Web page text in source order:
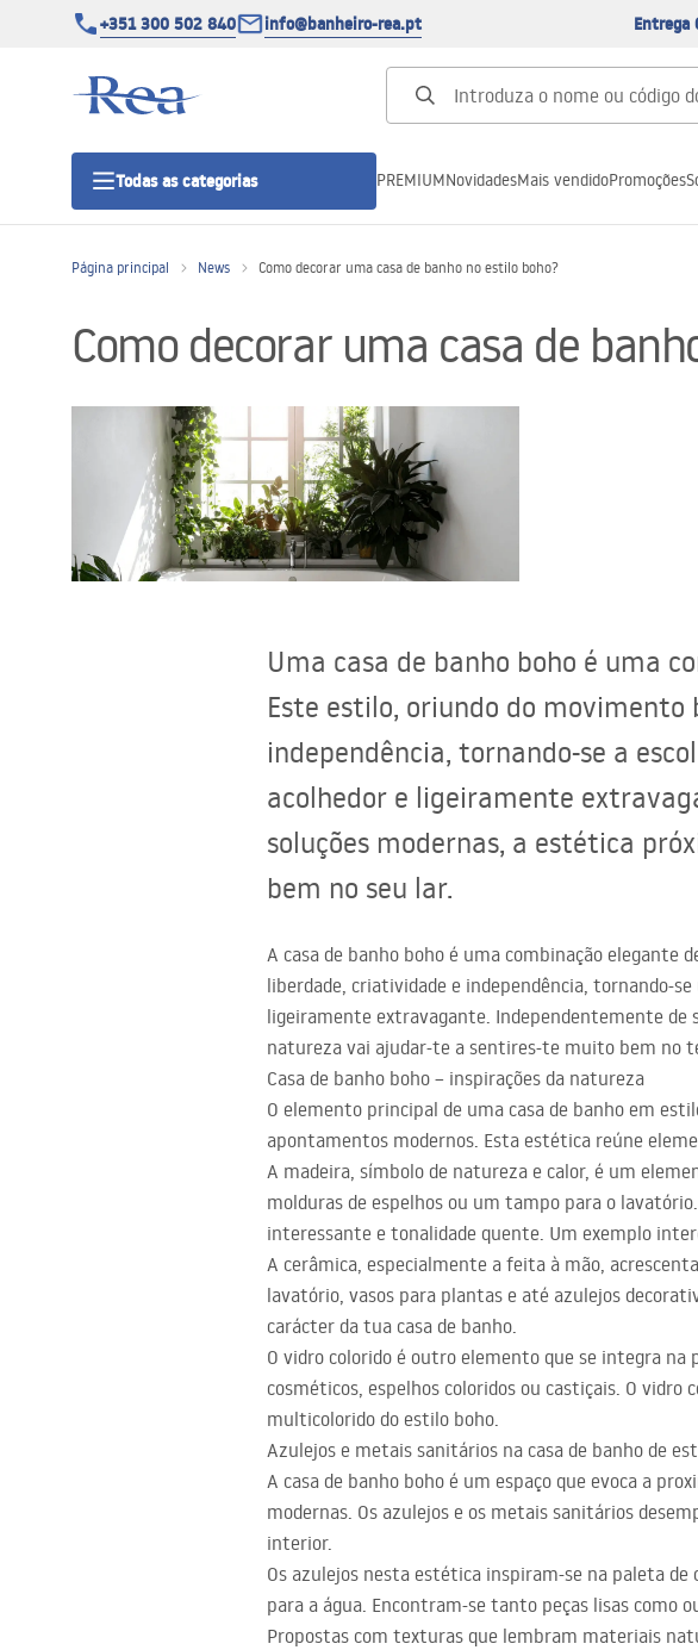
+351 300 502 840 info@banheiro-rea.pt Entrega
Todas as categorias
Bases de duche de casa de banho
Sumidouros de duche
Lava-louças e lavatórios de casa
Cabinas de duche de casa de
Misturadores de casa de banho
Acessórios de casa de banho,
acessórios de casa de banho
PREMIUMNovidadesMais vendidoPromoções
Página principal News Como decorar uma casa de banho no estilo boho?
Como decorar uma casa de
Uma casa de banho boho é uma
Este estilo, oriundo do
independência, tornando-se a
acolhedor e ligeiramente
soluções modernas, a estética
bem no seu lar.
A casa de banho boho é uma combinação
liberdade, criatividade e independência, tornando-
ligeiramente extravagante. Independentemente de
natureza vai ajudar-te a sentires-te muito bem no
Casa de banho boho – inspirações da natureza
O elemento principal de uma casa de banho em
apontamentos modernos. Esta estética reúne
A madeira, símbolo de natureza e calor, é um
molduras de espelhos ou um tampo para o
interessante e tonalidade quente. Um exemplo
A cerâmica, especialmente a feita à mão,
lavatório, vasos para plantas e até azulejos
carácter da tua casa de banho.
O vidro colorido é outro elemento que se integra
cosméticos, espelhos coloridos ou castiçais. O
multicolorido do estilo boho.
Azulejos e metais sanitários na casa de banho de
A casa de banho boho é um espaço que evoca a
modernas. Os azulejos e os metais sanitários
interior.
Os azulejos nesta estética inspiram-se na paleta
para a água. Encontram-se tanto peças lisas como
Propostas com texturas que lembram materiais